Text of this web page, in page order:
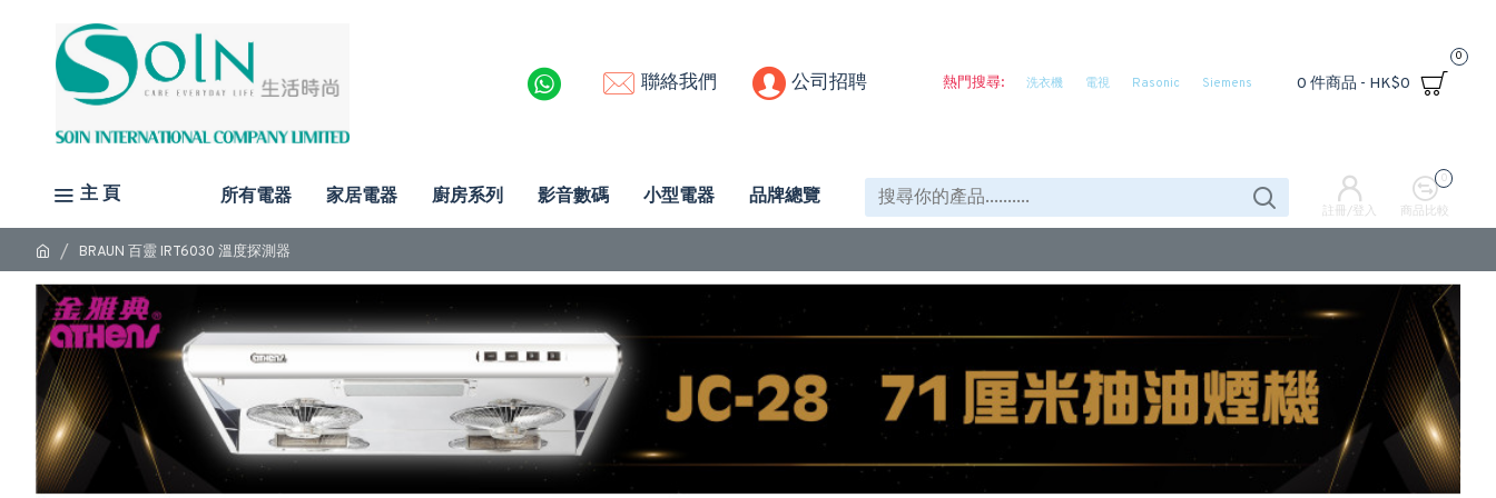
聯絡我們 公司招聘 熱門搜尋: 洗衣機 電視 Rasonic Siemens 0 件商品 - HK$0
0
主 頁 所有電器 家居電器 廚房系列 影音數碼 小型電器 品牌總覽
註冊/登入 商品比較
0
BRAUN 百靈 IRT6030 溫度探測器